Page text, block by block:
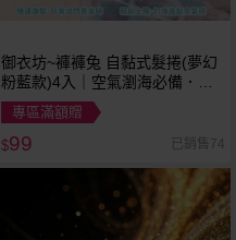
御衣坊~褲褲兔 自黏式髮捲(夢幻
粉藍款)4入｜空氣瀏海必備．輕
便塑型髮捲
專區滿額贈
$99 已銷售74